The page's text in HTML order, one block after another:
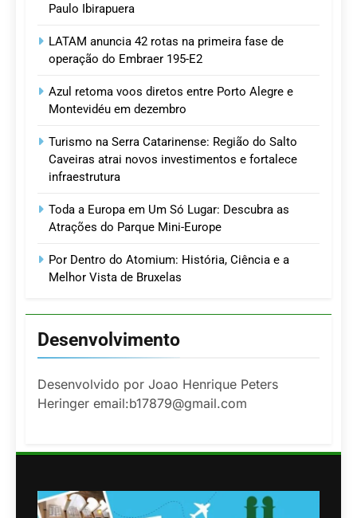
Paulo Ibirapuera
LATAM anuncia 42 rotas na primeira fase de
operação do Embraer 195-E2
Azul retoma voos diretos entre Porto Alegre e
Montevidéu em dezembro
Turismo na Serra Catarinense: Região do Salto
Caveiras atrai novos investimentos e fortalece
infraestrutura
Toda a Europa em Um Só Lugar: Descubra as
Atrações do Parque Mini-Europe
Por Dentro do Atomium: História, Ciência e a
Melhor Vista de Bruxelas
Desenvolvimento
Desenvolvido por Joao Henrique Peters
Heringer email:b17879@gmail.com